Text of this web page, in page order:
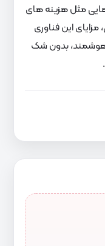
مثل هزینه های
این فناوری
بدون شک